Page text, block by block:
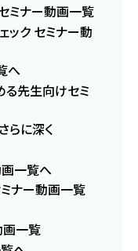
ミナー動画一覧
ック セミナー動
へ
る先生向けセミ
らに深く
画一覧へ
ナー動画一覧
画一覧